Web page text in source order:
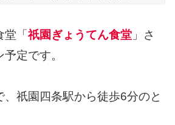
堂「祇園ぎょうてん食堂 」さ
定です。
、祇園四条駅から徒歩6分のと